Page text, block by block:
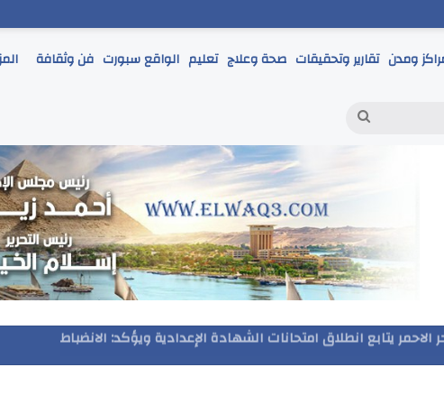
ومدن تقارير وتحقيقات صحة وعلاج تعليم الواقع سبورت فن وثقافة
بحث
الاحمر يتابع انطلاق امتحانات الشهادة الإعدادية ويؤكد: الانضباط